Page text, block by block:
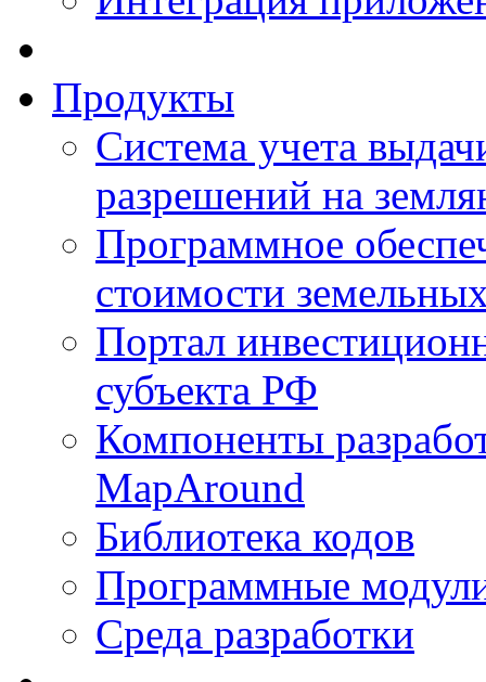
Продукты
Система учета
разрешений на
Программное
стоимости
Портал
субъекта РФ
Компоненты
MapAround
Библиотека кодов
Программные
Среда разработки